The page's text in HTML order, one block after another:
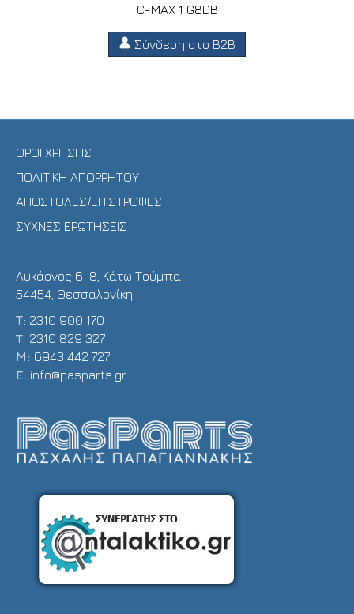
C-MAX 1 G8DB
Σύνδεση στο B2B
ΟΡΟΙ ΧΡΗΣΗΣ
ΠΟΛΙΤΙΚΗ ΑΠΟΡΡΗΤΟΥ
ΑΠΟΣΤΟΛΕΣ/ΕΠΙΣΤΡΟΦΕΣ
ΣΥΧΝΕΣ ΕΡΩΤΗΣΕΙΣ
Λυκάονος 6-8, Κάτω Τούμπα
54454, Θεσσαλονίκη
Τ: 2310 900 170
T: 2310 829 327
Μ: 6943 442 727
E: info@pasparts.gr